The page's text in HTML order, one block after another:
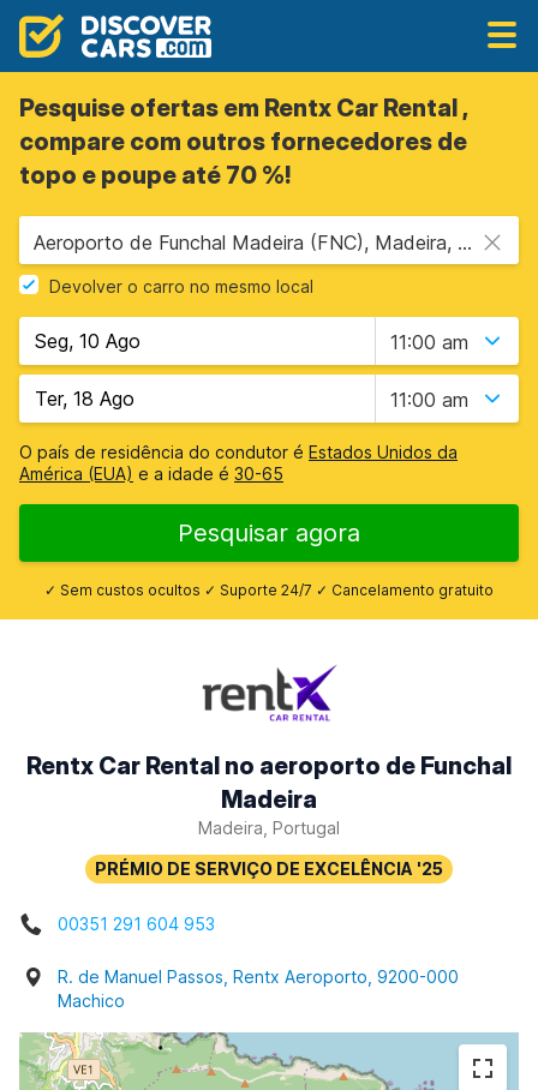
Pesquise ofertas em Rentx Car Rental ,
compare com outros fornecedores de
topo e poupe até 70 %!
Aeroporto de Funchal Madeira (FNC), Madeira, Portugal
Devolver o carro no mesmo local
11:00 am
11:00 am
O país de residência do condutor é Estados Unidos da
América (EUA) e a idade é 30-65
Pesquisar agora
✓ Sem custos ocultos ✓ Suporte 24/7 ✓ Cancelamento gratuito
Rentx Car Rental no aeroporto de Funchal
Madeira
Madeira, Portugal
00351 291 604 953
R. de Manuel Passos, Rentx Aeroporto, 9200-000
Machico